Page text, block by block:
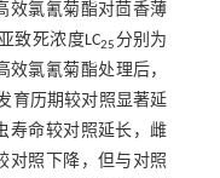
效氯氰菊酯对茴香薄
致死浓度LC25分别为
效氯氰菊酯处理后，
育历期较对照显著延
寿命较对照延长，雌
对照下降，但与对照